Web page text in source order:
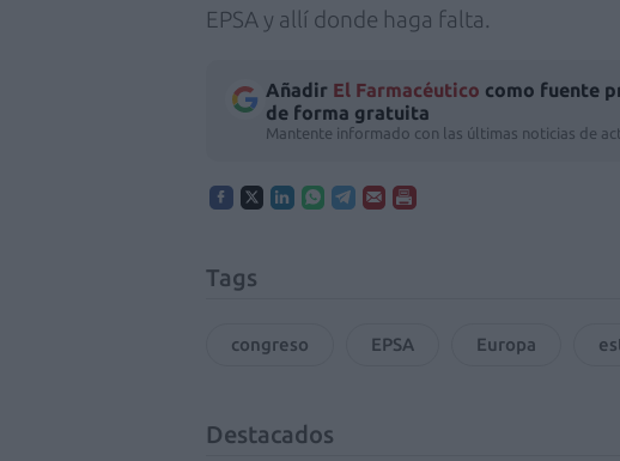
EPSA y allí donde haga falta.
Añadir El Farmacéutico como fuente
de forma gratuita
Mantente informado con las últimas noticias de
Tags
congreso EPSA Europa
Destacados